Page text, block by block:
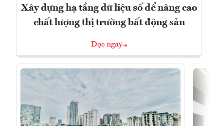
Xây dựng hạ tầng dữ liệu số để nâng cao
chất lượng thị trường bất động sản
Đọc ngay